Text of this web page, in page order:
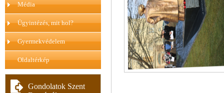
Média
Ügyintézés, mit hol?
Gyermekvédelem
Oldaltérkép
Gondolatok Szent